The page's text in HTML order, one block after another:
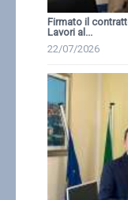
Firmato il
Lavori al...
22/07/2026